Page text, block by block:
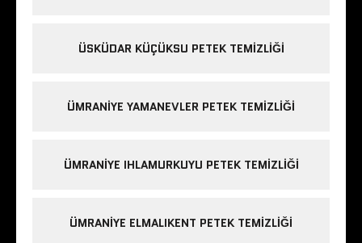
ÜSKÜDAR KÜÇÜKSU PETEK TEMIZLIĞI
ÜMRANIYE YAMANEVLER PETEK TEMIZLIĞI
ÜMRANIYE IHLAMURKUYU PETEK TEMIZLIĞI
ÜMRANIYE ELMALIKENT PETEK TEMIZLIĞI